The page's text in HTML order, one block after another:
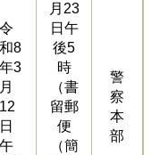
令
和8
年3
月
12
日
午
月23
日午
後5
時
（書
留郵
便
（簡
警
察
本
部